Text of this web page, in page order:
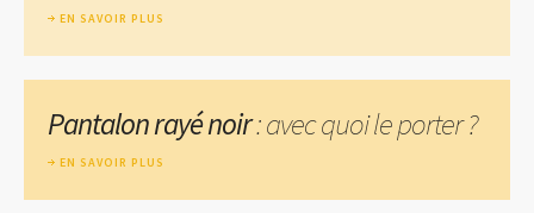
EN SAVOIR PLUS
Pantalon rayé noir: avec quoi le porter ?
EN SAVOIR PLUS